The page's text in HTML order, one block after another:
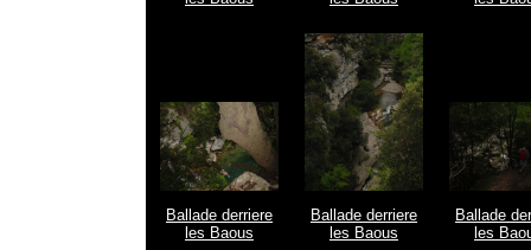
Ballade derriere
les Baous
Ballade derriere
les Baous
Ballade
les